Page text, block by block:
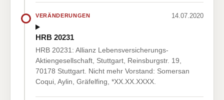
VERÄNDERUNGEN 14.07.2020
HRB 20231
HRB 20231: Allianz Lebensversicherungs-
Aktiengesellschaft, Stuttgart, Reinsburgstr. 19,
70178 Stuttgart. Nicht mehr Vorstand: Somersan
Coqui, Aylin, Gräfelfing, *XX.XX.XXXX.